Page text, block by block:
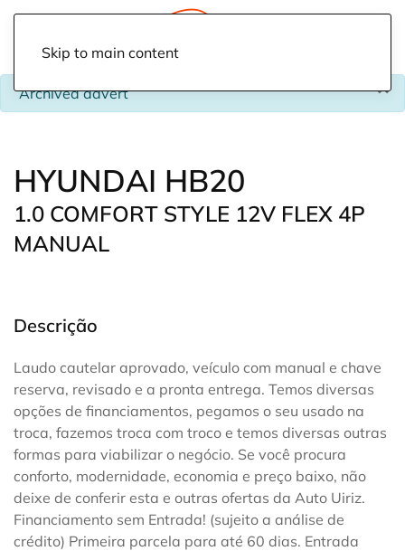
Skip to main content
×
info
Archived advert
HYUNDAI HB20
1.0 COMFORT STYLE 12V FLEX 4P
MANUAL
Descrição
Laudo cautelar aprovado, veículo com manual e chave
reserva, revisado e a pronta entrega. Temos diversas
opções de financiamentos, pegamos o seu usado na
troca, fazemos troca com troco e temos diversas outras
formas para viabilizar o negócio. Se você procura
conforto, modernidade, economia e preço baixo, não
deixe de conferir esta e outras ofertas da Auto Uiriz.
Financiamento sem Entrada! (sujeito a análise de
crédito) Primeira parcela para até 60 dias. Entrada